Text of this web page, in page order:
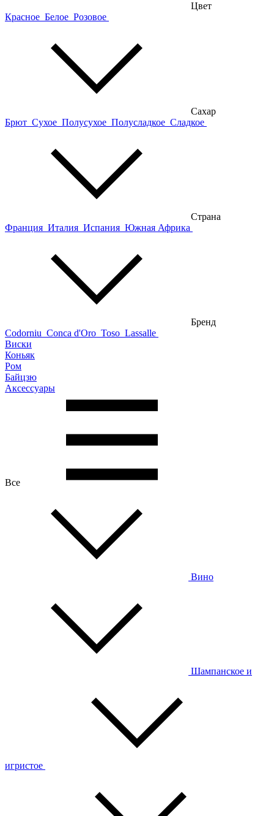
Цвет
Красное Белое Розовое
Сахар
Брют Сухое Полусухое Полусладкое Сладкое
Страна
Франция Италия Испания Южная Африка
Бренд
Codorniu Conca d'Oro Toso Lassalle
Виски
Коньяк
Ром
Байцзю
Аксессуары
Все
Вино
Шампанское и
игристое